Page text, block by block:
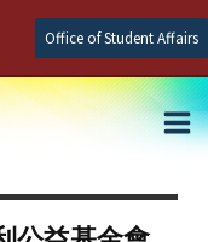
Office of Student Affairs